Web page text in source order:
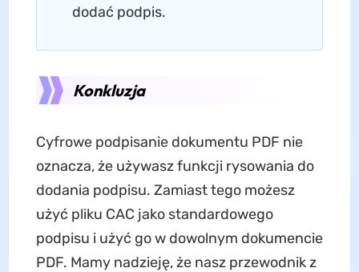
dodać podpis.
Konkluzja
Cyfrowe podpisanie dokumentu PDF nie
oznacza, że używasz funkcji rysowania do
dodania podpisu. Zamiast tego możesz
użyć pliku CAC jako standardowego
podpisu i użyć go w dowolnym dokumencie
PDF. Mamy nadzieję, że nasz przewodnik z